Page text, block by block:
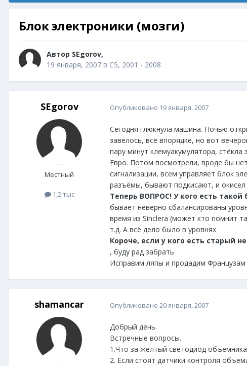
Блок электроники (мозги)
Автор SEgorov,
19 января, 2007 в С5, 2001 - 2008
SEgorov
Местный
1,2 тыс
Опубликовано 19 января, 2007
Сегодня глюкнула машина. Ночью
завелось, всё впорядке, но вот
пару минут клемуакумулятора,
Евро. Потом посмотрели, вроде бы
сигнализации, всем управляет блок
разъёмы, бывают подкисают, и
Теперь ВОПРОС! У кого есть
бывает неверно сбалансированы
время из Sinclera (может кто помнит
т.д. А всё дело было в уровнях
Короче, если у кого есть старый
, буду рад забрать
Исправим ляпы и продадим Французам
shamancar Опубликовано 20 января, 2007
Добрый день.
Встречные вопросы.
1.Что за желтый светодиод
2. Если стоят датчики контроля